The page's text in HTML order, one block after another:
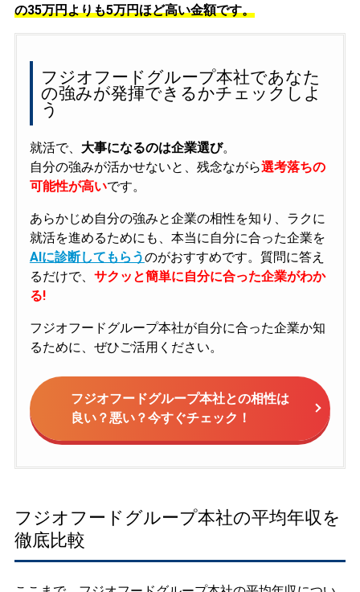
の35万円よりも5万円ほど高い金額です。
フジオフードグループ本社であなた
の強みが発揮できるかチェックしよ
う
就活で、 大事になるのは企業選び。
自分の強みが活かせないと、残念ながら選考落ちの
可能性が高いです。
あらかじめ自分の強みと企業の相性を知り、ラクに
就活を進めるためにも、本当に自分に合った企業を
AIに診断してもらうのがおすすめです。質問に答え
るだけで、 サクッと簡単に自分に合った企業がわか
る!
フジオフードグループ本社が自分に合った企業か知
るために、ぜひご活用ください。
フジオフードグループ本社との相性は
良い？悪い？今すぐチェック！
フジオフードグループ本社の平均年収を
徹底比較